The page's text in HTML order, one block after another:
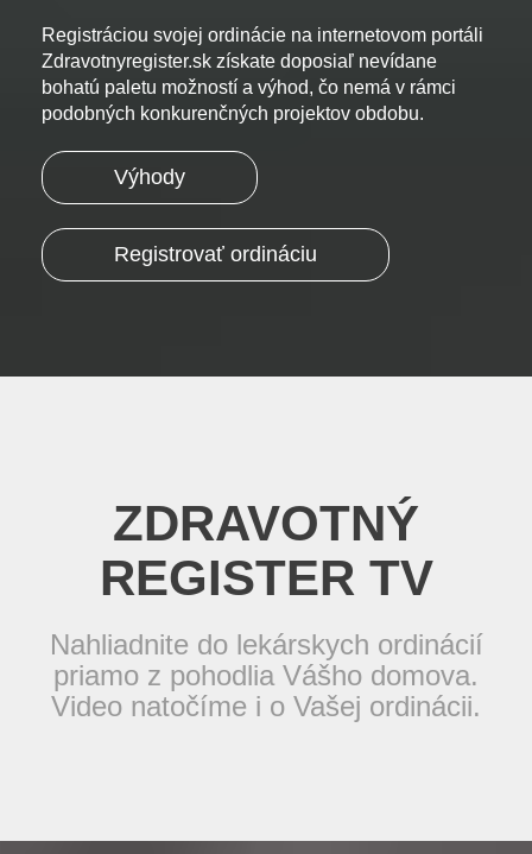
Registráciou svojej ordinácie na internetovom portáli
Zdravotnyregister.sk získate doposiaľ nevídane
bohatú paletu možností a výhod, čo nemá v rámci
podobných konkurenčných projektov obdobu.
Výhody
Registrovať ordináciu
ZDRAVOTNÝ
REGISTER TV
Nahliadnite do lekárskych ordinácií
priamo z pohodlia Vášho domova.
Video natočíme i o Vašej ordinácii.